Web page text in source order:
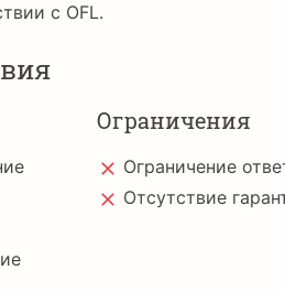
с OFL.
Ограничения
Ограничение
Отсутствие